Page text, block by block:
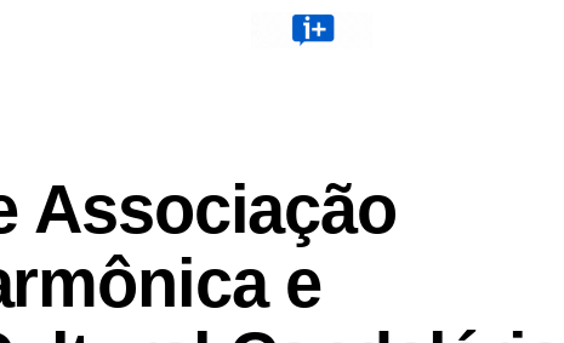
Associação
e